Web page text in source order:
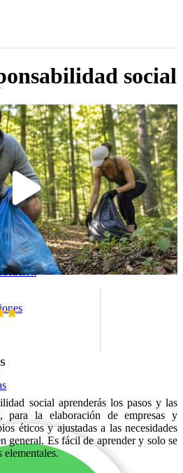
social
social aprenderás los pasos y las
para la elaboración de empresas y
éticos y ajustadas a las necesidades
general. Es fácil de aprender y solo se
elementales.